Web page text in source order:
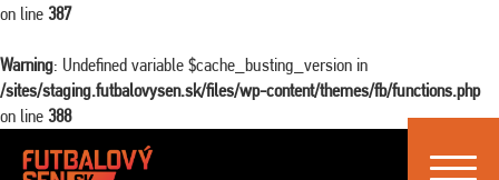
on line 387
Warning: Undefined variable $cache_busting_version in
/sites/staging.futbalovysen.sk/files/wp-content/themes/fb/functions.php
on line 388
Toggle
Warning: Attempt to read property "ID" on false in